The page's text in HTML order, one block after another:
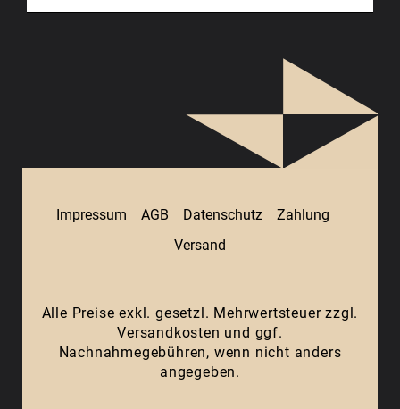
Impressum AGB Datenschutz
Zahlung
Versand
Alle Preise exkl. gesetzl. Mehrwertsteuer zzgl.
Versandkosten und ggf.
Nachnahmegebühren, wenn nicht anders
angegeben.